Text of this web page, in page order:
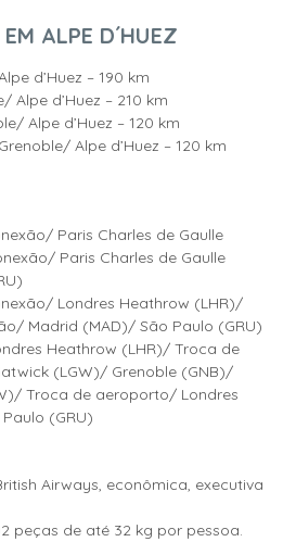
EM ALPE D´HUEZ
d’Huez – 190 km
Alpe d’Huez – 210 km
Alpe d’Huez – 120 km
Alpe d’Huez – 120 km
Paris Charles de Gaulle
Paris Charles de Gaulle
Londres Heathrow (LHR)/
Madrid (MAD)/ São Paulo (GRU)
Heathrow (LHR)/ Troca de
(LGW)/ Grenoble (GNB)/
Troca de aeroporto/ Londres
(GRU)
Airways, econômica, executiva
peças de até 32 kg por pessoa.